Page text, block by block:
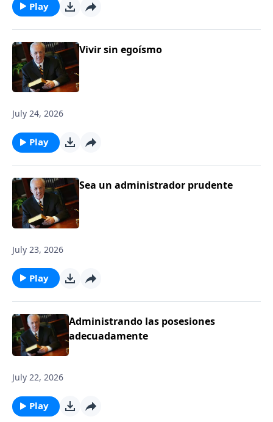
Play
Vivir sin egoísmo
July 24, 2026
Play
Sea un administrador prudente
July 23, 2026
Play
Administrando las posesiones
adecuadamente
July 22, 2026
Play